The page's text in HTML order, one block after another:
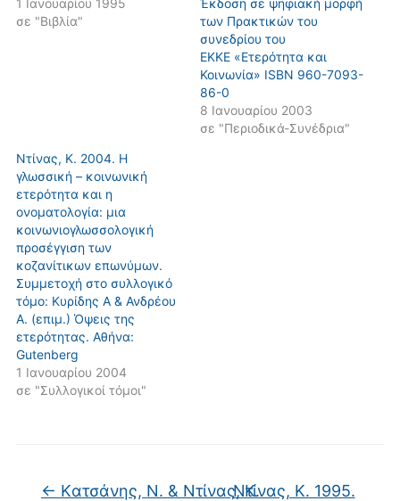
σε "Βιβλία"
των Πρακτικών του
συνεδρίου του
ΕΚΚΕ «Ετερότητα και
Κοινωνία» ΙSBN 960-7093-
86-0
8 Ιανουαρίου 2003
σε "Περιοδικά-Συνέδρια"
Ντίνας, Κ. 2004. Η
γλωσσική – κοινωνική
ετερότητα και η
ονοματολογία: μια
κοινωνιογλωσσολογική
προσέγγιση των
κοζανίτικων επωνύμων.
Συμμετοχή στο συλλογικό
τόμο: Κυρίδης Α & Ανδρέου
Α. (επιμ.) Όψεις της
ετερότητας. Αθήνα:
Gutenberg
1 Ιανουαρίου 2004
σε "Συλλογικοί τόμοι"
← Kατσάνης, Ν. & Ντίνας, Κ.Ντίνας, Κ. 1995.